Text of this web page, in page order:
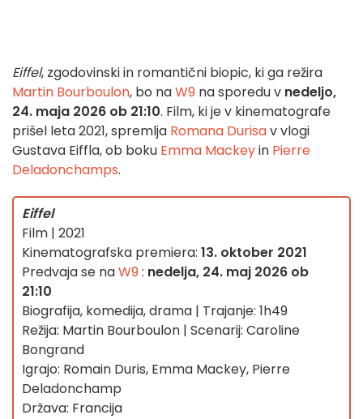
Eiffel, zgodovinski in romantični biopic, ki ga režira
Martin Bourboulon, bo naW9 na sporedu v nedeljo,
24. maja 2026 ob 21:10. Film, ki je v kinematografe
prišel leta 2021, spremlja Romana Durisav vlogi
Gustava Eiffla, ob boku Emma Mackeyin Pierre
Deladonchamps.
Eiffel
Film | 2021
Kinematografska premiera: 13. oktober 2021
Predvaja se naW9: nedelja, 24. maj 2026 ob
21:10
Biografija, komedija, drama | Trajanje: 1h49
Režija: Martin Bourboulon | Scenarij: Caroline
Bongrand
Igrajo: Romain Duris, Emma Mackey, Pierre
Deladonchamp
Država: Francija